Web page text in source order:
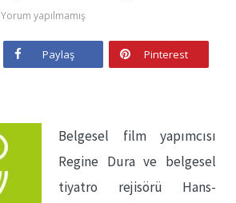
Yorum yapılmamış
Paylaş Pinterest
Belgesel film yapımcısı
Regine Dura ve belgesel
tiyatro rejisörü Hans-